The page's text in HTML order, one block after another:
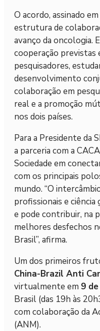
O acordo, assinado
estrutura de
avanço da oncologia.
cooperação previstas
pesquisadores,
desenvolvimento
colaboração em
real e a promoção
nos dois países.
Para a Presidente da
a parceria com a
Sociedade em
com os principais
mundo. “O
profissionais e
e pode contribuir, na
melhores desfechos
Brasil”, afirma.
Um dos primeiros
China-Brazil Anti
virtualmente em 9
Brasil (das 19h às
com colaboração da
(ANM).